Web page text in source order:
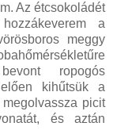
Az étcsokoládét
a
meggy
ropogós
kihűtsük a
picit
és aztán